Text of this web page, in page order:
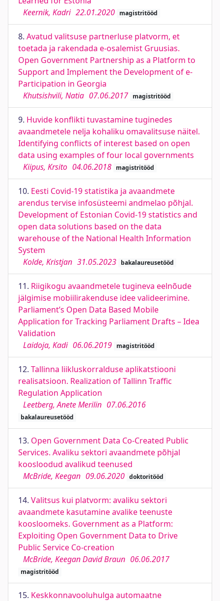
Keernik, Kadri 22.01.2020 magistritööd
8. Avatud valitsuse partnerluse platvorm, et
toetada ja rakendada e-osalemist Gruusias.
Open Government Partnership as a Platform to
Support and Implement the Development of e-
Participation in Georgia
Khutsishvili, Natia 07.06.2017 magistritööd
9. Huvide konflikti tuvastamine tuginedes
avaandmetele nelja kohaliku omavalitsuse näitel.
Identifying conflicts of interest based on open
data using examples of four local governments
Kiipus, Krsito 04.06.2018 magistritööd
10. Eesti Covid-19 statistika ja avaandmete
arendus tervise infosüsteemi andmelao põhjal.
Development of Estonian Covid-19 statistics and
open data solutions based on the data
warehouse of the National Health Information
System
Kolde, Kristjan 31.05.2023 bakalaureusetööd
11. Riigikogu avaandmetele tugineva eelnõude
jälgimise mobiilirakenduse idee valideerimine.
Parliament’s Open Data Based Mobile
Application for Tracking Parliament Drafts – Idea
Validation
Laidoja, Kadi 06.06.2019 magistritööd
12. Tallinna liikluskorralduse aplikatstiooni
realisatsioon. Realization of Tallinn Traffic
Regulation Application
Leetberg, Anete Merilin 07.06.2016
bakalaureusetööd
13. Open Government Data Co-Created Public
Services. Avaliku sektori avaandmete põhjal
koosloodud avalikud teenused
McBride, Keegan 09.06.2020 doktoritööd
14. Valitsus kui platvorm: avaliku sektori
avaandmete kasutamine avalike teenuste
koosloomeks. Government as a Platform:
Exploiting Open Government Data to Drive
Public Service Co-creation
McBride, Keegan David Braun 06.06.2017
magistritööd
15. Keskkonnavooluhulga automaatne